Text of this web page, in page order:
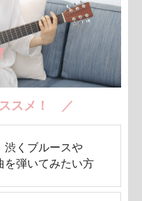
スメ！ ／
渋くブルースや
を弾いてみたい方